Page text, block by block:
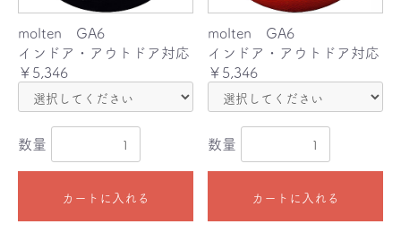
molten GA6
インドア・アウトドア対応
￥5,346
数量
カートに入れる
molten GA6
インドア・アウトドア対応
￥5,346
数量
カートに入れる